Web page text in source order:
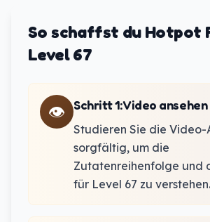
So schaffst du Hotpot
Level 67
👁️ Schritt 1:Video ansehen
Studieren Sie die Video-
sorgfältig, um die
Zutatenreihenfolge und
für Level 67 zu verstehen.